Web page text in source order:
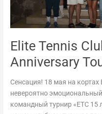
Elite Tennis
Anniversary
Сенсация! 18 мая на кортах
невероятно
командный турнир «ETC 15